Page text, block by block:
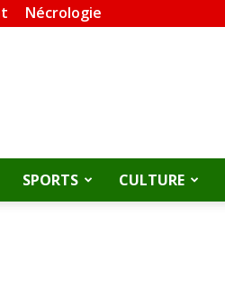
Nécrologie
SPORTS CULTURE